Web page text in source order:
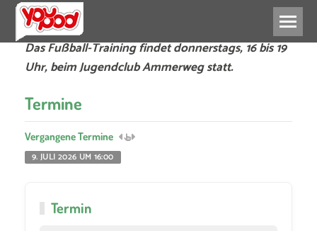
Das Fußball-Training findet donnerstags, 16 bis 19
Uhr, beim Jugendclub Ammerweg statt.
Termine
Vergangene Termine
9. JULI 2026 UM 16:00
Termin